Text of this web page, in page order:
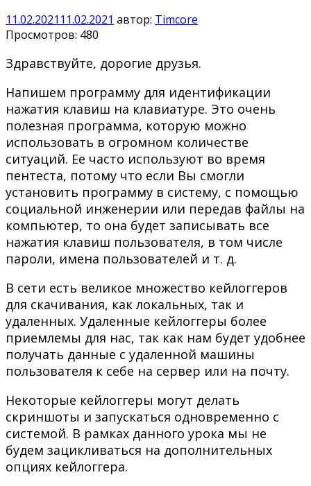
11.02.2021 11.02.2021 автор: Timcore
Просмотров: 480
Здравствуйте, дорогие друзья.
Напишем программу для идентификации
нажатия клавиш на клавиатуре. Это очень
полезная программа, которую можно
использовать в огромном количестве
ситуаций. Ее часто используют во время
пентеста, потому что если Вы смогли
установить программу в систему, с помощью
социальной инженерии или передав файлы на
компьютер, то она будет записывать все
нажатия клавиш пользователя, в том числе
пароли, имена пользователей и т. д.
В сети есть великое множество кейлоггеров
для скачивания, как локальных, так и
удаленных. Удаленные кейлоггеры более
приемлемы для нас, так как нам будет удобнее
получать данные с удаленной машины
пользователя к себе на сервер или на почту.
Некоторые кейлоггеры могут делать
скриншоты и запускаться одновременно с
системой. В рамках данного урока мы не
будем зацикливаться на дополнительных
опциях кейлоггера.